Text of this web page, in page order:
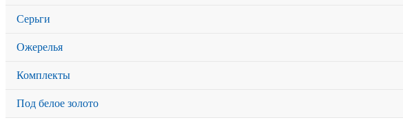
Серьги
Ожерелья
Комплекты
Под белое золото